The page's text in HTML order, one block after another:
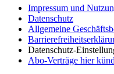
Impressum und
Datenschutz
Allgemeine
Datenschutz-
Abo-Verträge hier